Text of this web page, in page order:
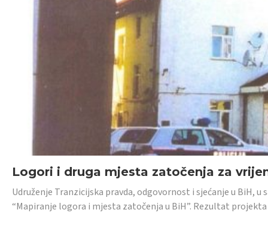
Logori i druga mjesta zatočenja za
Udruženje Tranzicijska pravda, odgovornost i sjećanje u BiH,
“Mapiranje logora i mjesta zatočenja u BiH”. Rezultat